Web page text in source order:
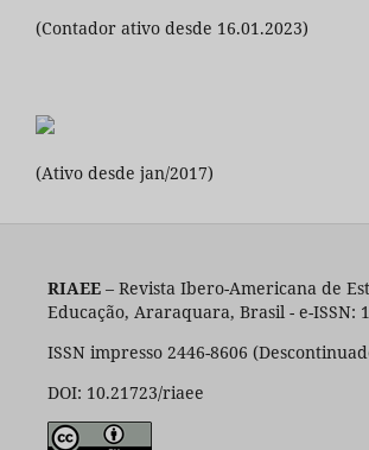
(Contador ativo desde 16.01.2023)
(Ativo desde jan/2017)
RIAEE– Revista Ibero-Americana de
Educação, Araraquara, Brasil - e-ISSN:
ISSN impresso 2446-8606
DOI: 10.21723/riaee